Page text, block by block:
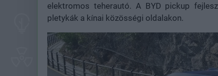
elektromos teherautó. A BYD pickup
pletykák a kínai közösségi oldalakon.